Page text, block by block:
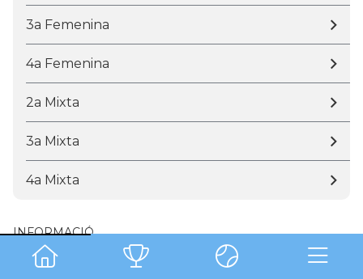
3a Femenina
4a Femenina
2a Mixta
3a Mixta
4a Mixta
INFORMACIÓ
Circuito Aurial Padel by Amat 75 anys